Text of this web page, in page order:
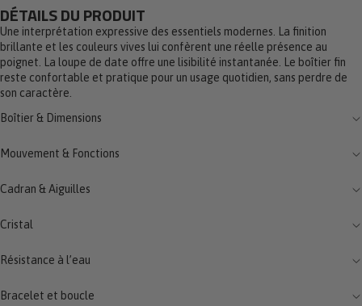
DÉTAILS DU PRODUIT
Une interprétation expressive des essentiels modernes. La finition
brillante et les couleurs vives lui confèrent une réelle présence au
poignet. La loupe de date offre une lisibilité instantanée. Le boîtier fin
reste confortable et pratique pour un usage quotidien, sans perdre de
son caractère.
Boîtier & Dimensions
Mouvement & Fonctions
Cadran & Aiguilles
Cristal
Résistance à l’eau
Bracelet et boucle